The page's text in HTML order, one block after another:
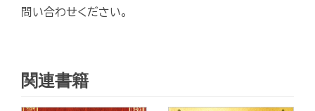
問い合わせください。
関連書籍